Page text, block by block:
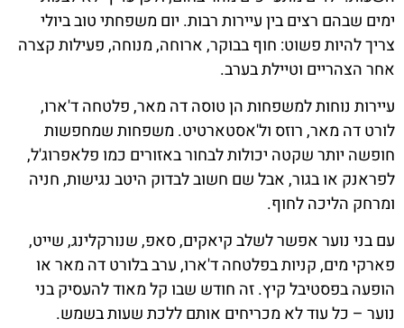
ימים שבהם רצים בין עיירות רבות. יום משפחתי טוב ביולי
צריך להיות פשוט: חוף בבוקר, ארוחה, מנוחה, פעילות קצרה
אחר הצהריים וטיילת בערב.
עיירות נוחות למשפחות הן טוסה דה מאר, פלטחה ד'ארו,
לורט דה מאר, רוזס ול'אסטארטיט. משפחות שמחפשות
חופשה יותר שקטה יכולות לבחור באזורים כמו פלאפרוג'ל,
לפראנק או בגור, אבל שם חשוב לבדוק היטב נגישות, חניה
ומרחק הליכה לחוף.
עם בני נוער אפשר לשלב קיאקים, סאפ, שנורקלינג, שייט,
פארקי מים, קניות בפלטחה ד'ארו, ערב בלורט דה מאר או
הופעה בפסטיבל קיץ. זה חודש שבו קל מאוד להעסיק בני
נוער – כל עוד לא מכריחים אותם ללכת שעות בשמש.